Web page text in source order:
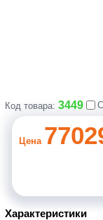
Код товара: 3449
Цена
Характеристики